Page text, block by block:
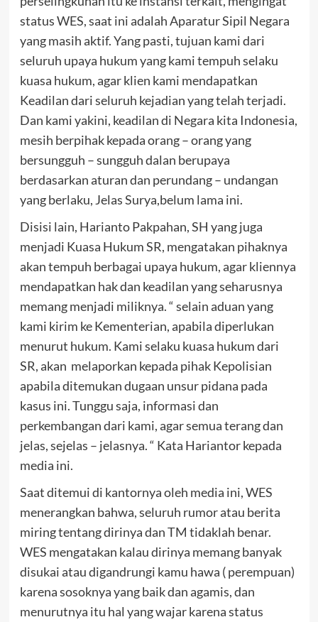
status WES, saat ini adalah Aparatur Sipil Negara
yang masih aktif. Yang pasti, tujuan kami dari
seluruh upaya hukum yang kami tempuh selaku
kuasa hukum, agar klien kami mendapatkan
Keadilan dari seluruh kejadian yang telah terjadi.
Dan kami yakini, keadilan di Negara kita Indonesia,
mesih berpihak kepada orang – orang yang
bersungguh – sungguh dalan berupaya
berdasarkan aturan dan perundang – undangan
yang berlaku, Jelas Surya,belum lama ini.
Disisi lain, Harianto Pakpahan, SH yang juga
menjadi Kuasa Hukum SR, mengatakan pihaknya
akan tempuh berbagai upaya hukum, agar kliennya
mendapatkan hak dan keadilan yang seharusnya
memang menjadi miliknya. “ selain aduan yang
kami kirim ke Kementerian, apabila diperlukan
menurut hukum. Kami selaku kuasa hukum dari
SR, akan melaporkan kepada pihak Kepolisian
apabila ditemukan dugaan unsur pidana pada
kasus ini. Tunggu saja, informasi dan
perkembangan dari kami, agar semua terang dan
jelas, sejelas – jelasnya. “ Kata Hariantor kepada
media ini.
Saat ditemui di kantornya oleh media ini, WES
menerangkan bahwa, seluruh rumor atau berita
miring tentang dirinya dan TM tidaklah benar.
WES mengatakan kalau dirinya memang banyak
disukai atau digandrungi kamu hawa ( perempuan)
karena sosoknya yang baik dan agamis, dan
menurutnya itu hal yang wajar karena status